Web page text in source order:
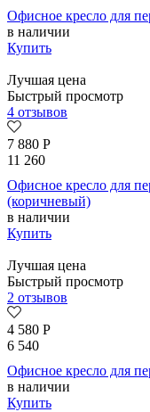
Офисное кресло для
в наличии
Купить
Лучшая цена
Быстрый просмотр
4 отзывов
7 880 Р
11 260
Офисное кресло для
(коричневый)
в наличии
Купить
Лучшая цена
Быстрый просмотр
2 отзывов
4 580 Р
6 540
Офисное кресло для
в наличии
Купить